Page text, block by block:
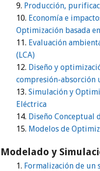
Producción,
Economía e
Optimización basada
Evaluación
(LCA)
Diseño y
compresión-absorción
Simulación y
Eléctrica
Diseño Conceptual
Modelos de
Modelado y
Formalización de